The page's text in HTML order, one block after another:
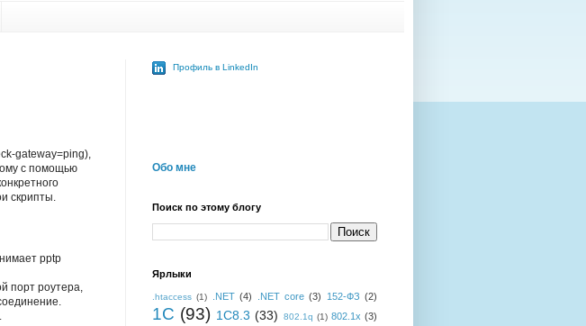
gateway=ping),
с помощью
скрипты.
pptp
порт роутера,
Профиль в LinkedIn
Обо мне
Поиск по этому блогу
Ярлыки
.htaccess (1) .NET (4) .NET core (3) 152-ФЗ (2)
1С (93) 1C8.3 (33) 802.1q (1) 802.1x (3)